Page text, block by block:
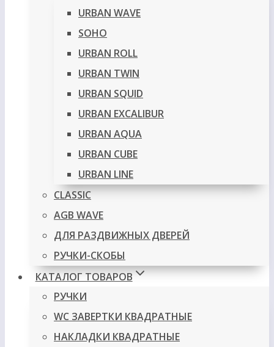
URBAN WAVE
SOHO
URBAN ROLL
URBAN TWIN
URBAN SQUID
URBAN EXCALIBUR
URBAN AQUA
URBAN CUBE
URBAN LINE
CLASSIC
AGB WAVE
ДЛЯ РАЗДВИЖНЫХ ДВЕРЕЙ
РУЧКИ-СКОБЫ
КАТАЛОГ ТОВАРОВ
РУЧКИ
WC ЗАВЕРТКИ КВАДРАТНЫЕ
НАКЛАДКИ КВАДРАТНЫЕ